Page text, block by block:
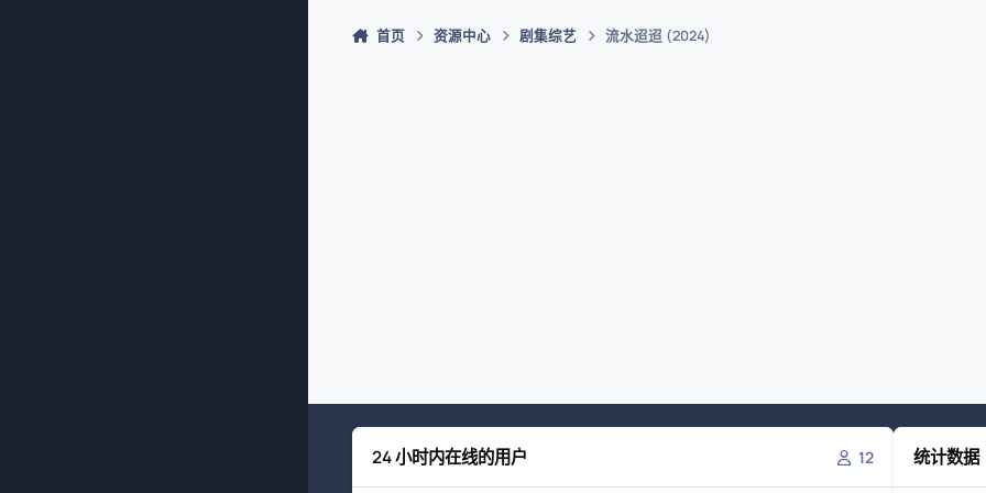
首页 资源中心 剧集综艺 流水迢迢 (2024)
24 小时内在线的用户 12 统计数据